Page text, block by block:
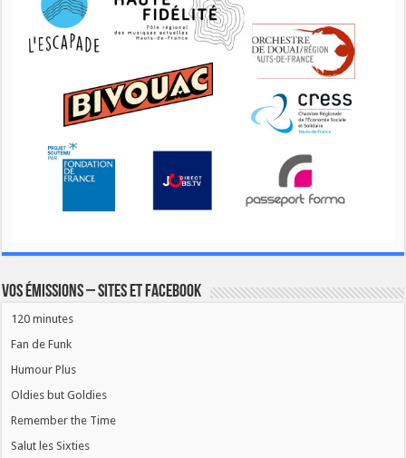
Vos émissions – Sites et Facebook
120 minutes
Fan de Funk
Humour Plus
Oldies but Goldies
Remember the Time
Salut les Sixties